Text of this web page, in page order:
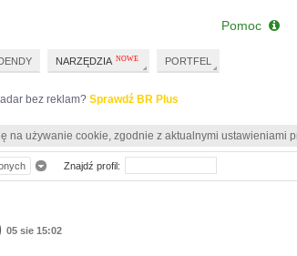
bez reklam? Sprawdź BR Plus
na używanie cookie, zgodnie z aktualnymi ustawieniami
05 sie 15:02
Znajdź profil:
NARZĘDZIA PORTFEL
Pomoc